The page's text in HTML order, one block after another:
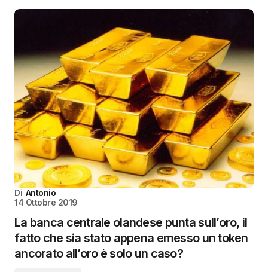
Di Antonio
14 Ottobre 2019
La banca centrale olandese punta sull’oro, il
fatto che sia stato appena emesso un token
ancorato all’oro è solo un caso?